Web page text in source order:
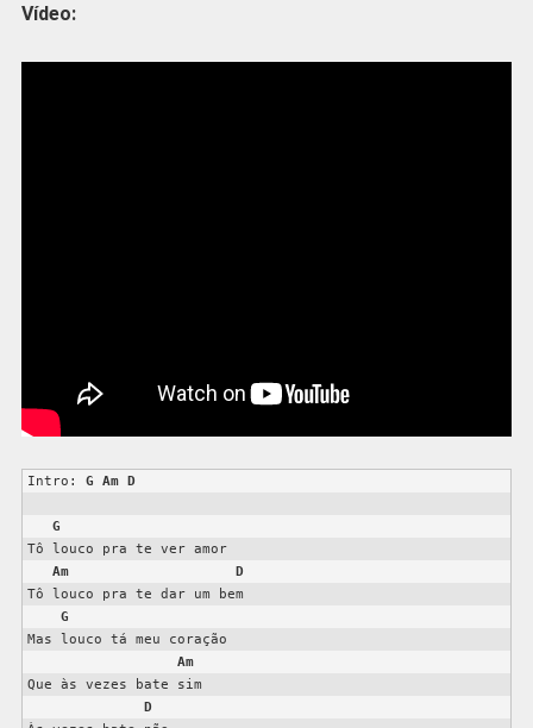
Vídeo:
Intro: G Am D
G
Tô louco pra te ver amor
Am
D
Tô louco pra te dar um bem
G
Mas louco tá meu coração
Am
Que às vezes bate sim
D